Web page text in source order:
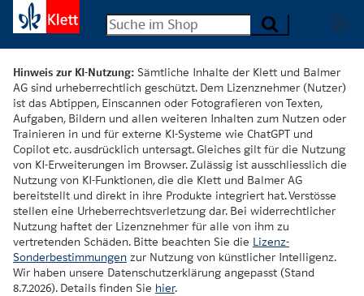
Hinweis zur KI-Nutzung: Sämtliche Inhalte der Klett und Balmer
AG sind urheberrechtlich geschützt. Dem Lizenznehmer (Nutzer)
ist das Abtippen, Einscannen oder Fotografieren von Texten,
Aufgaben, Bildern und allen weiteren Inhalten zum Nutzen oder
Trainieren in und für externe KI-Systeme wie ChatGPT und
Copilot etc. ausdrücklich untersagt. Gleiches gilt für die Nutzung
von KI-Erweiterungen im Browser. Zulässig ist ausschliesslich die
Nutzung von KI-Funktionen, die die Klett und Balmer AG
bereitstellt und direkt in ihre Produkte integriert hat. Verstösse
stellen eine Urheberrechtsverletzung dar. Bei widerrechtlicher
Nutzung haftet der Lizenznehmer für alle von ihm zu
vertretenden Schäden. Bitte beachten Sie die Lizenz-
Sonderbestimmungen zur Nutzung von künstlicher Intelligenz.
Wir haben unsere Datenschutzerklärung angepasst (Stand
8.7.2026). Details finden Sie hier.